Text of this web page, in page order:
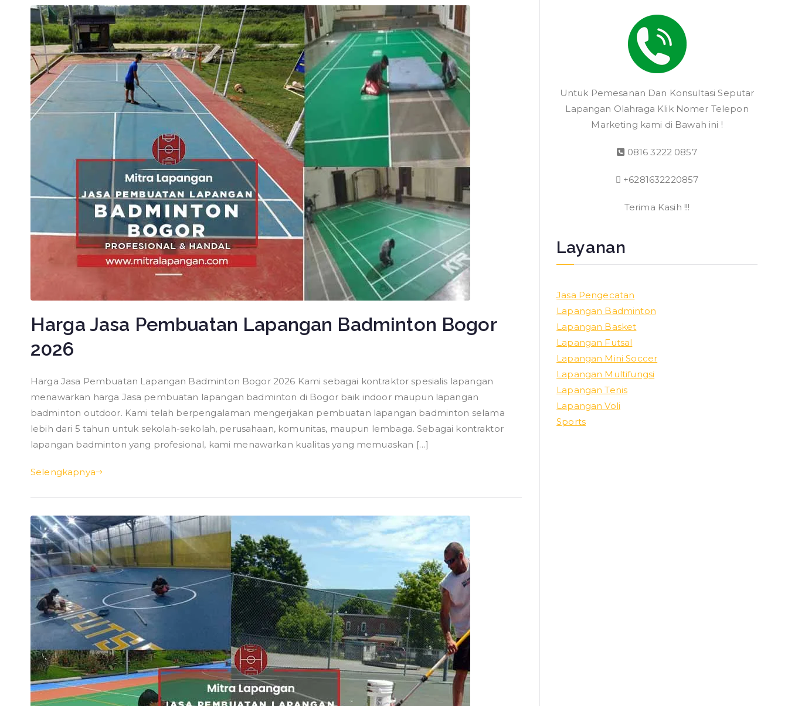
Harga Jasa Pembuatan Lapangan Badminton Bogor
2026
Harga Jasa Pembuatan Lapangan Badminton Bogor 2026 Kami sebagai kontraktor spesialis lapangan
menawarkan harga Jasa pembuatan lapangan badminton di Bogor baik indoor maupun lapangan
badminton outdoor. Kami telah berpengalaman mengerjakan pembuatan lapangan badminton selama
lebih dari 5 tahun untuk sekolah-sekolah, perusahaan, komunitas, maupun lembaga. Sebagai kontraktor
lapangan badminton yang profesional, kami menawarkan kualitas yang memuaskan […]
Selengkapnya
Untuk Pemesanan Dan Konsultasi Seputar
Lapangan Olahraga Klik Nomer Telepon
Marketing kami di Bawah ini !
0816 3222 0857
+6281632220857
Terima Kasih !!!
Layanan
Jasa Pengecatan
Lapangan Badminton
Lapangan Basket
Lapangan Futsal
Lapangan Mini Soccer
Lapangan Multifungsi
Lapangan Tenis
Lapangan Voli
Sports